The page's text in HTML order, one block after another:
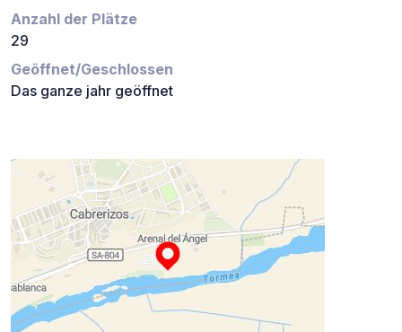
Anzahl der Plätze
29
Geöffnet/Geschlossen
Das ganze jahr geöffnet